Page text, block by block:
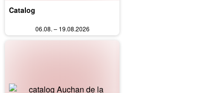
Catalog
06.08. – 19.08.2026